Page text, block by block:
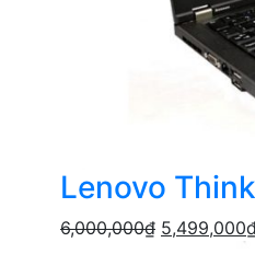
Lenovo
6,000,000₫ 5,499,000